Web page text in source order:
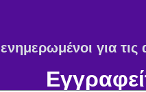
για τις